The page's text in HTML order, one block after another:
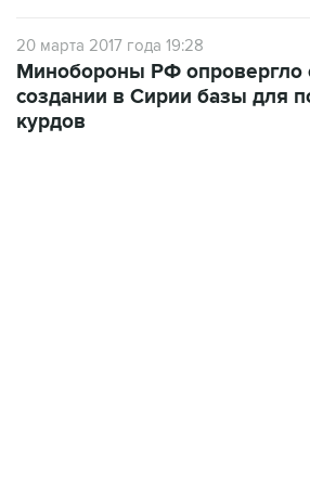
20 марта 2017 года 19:28
Минобороны РФ опровергло
создании в Сирии базы для
курдов